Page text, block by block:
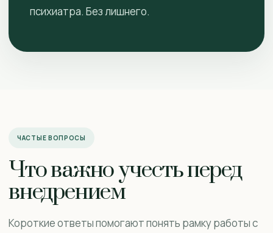
психиатра. Без лишнего.
ЧАСТЫЕ ВОПРОСЫ
Что важно учесть перед
внедрением
Короткие ответы помогают понять рамку работы с